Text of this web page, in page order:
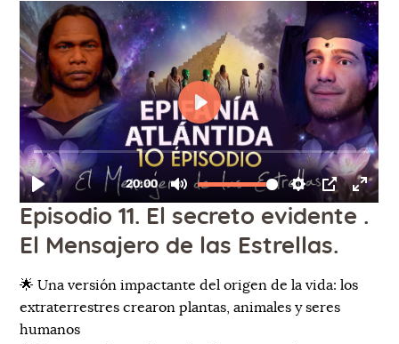
Episodio 11. El secreto evidente .
El Mensajero de las Estrellas.
🌟 Una versión impactante del origen de la vida: los
extraterrestres crearon plantas, animales y seres
humanos